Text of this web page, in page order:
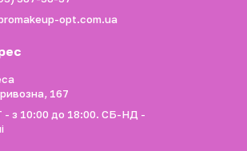
opt.com.ua
167
з 10:00 до 18:00. СБ-НД -